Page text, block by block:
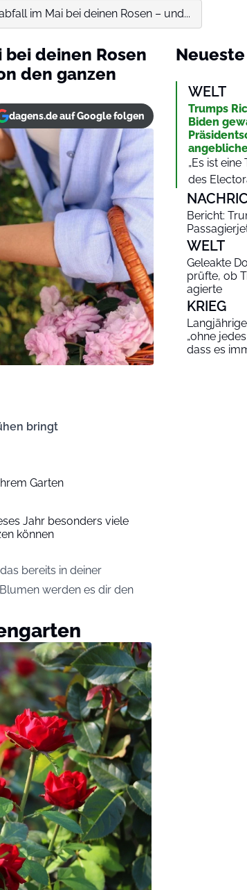
im Mai bei deinen Rosen – und...
deinen Rosen
den ganzen
dagens.de auf Google folgen
bringt
Garten
Jahr besonders viele
können
bereits in deiner
werden es dir den
WELT
Trumps
Biden
„Es ist
des
Bericht:
WELT
Geleakte
prüfte, ob
agierte
KRIEG
„ohne
dass es